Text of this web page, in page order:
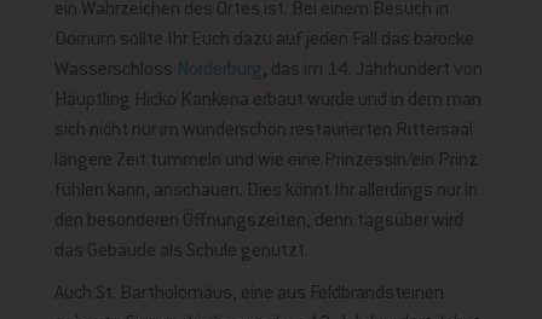
ein Wahrzeichen des Ortes ist. Bei einem Besuch in
Dornum sollte Ihr Euch dazu auf jeden Fall das barocke
Wasserschloss Norderburg , das im 14. Jahrhundert von
Häuptling Hicko Kankena erbaut wurde und in dem man
sich nicht nur im wunderschön restaurierten Rittersaal
längere Zeit tummeln und wie eine Prinzessin/ein Prinz
fühlen kann, anschauen. Dies könnt Ihr allerdings nur in
den besonderen Öffnungszeiten, denn tagsüber wird
das Gebäude als Schule genutzt.
Auch St. Bartholomäus, eine aus Feldbrandsteinen